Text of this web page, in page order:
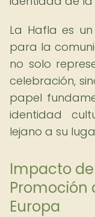
La Hafla es
para la
no solo
celebración,
papel
identidad
lejano a su
Impacto
Promoción
Europa